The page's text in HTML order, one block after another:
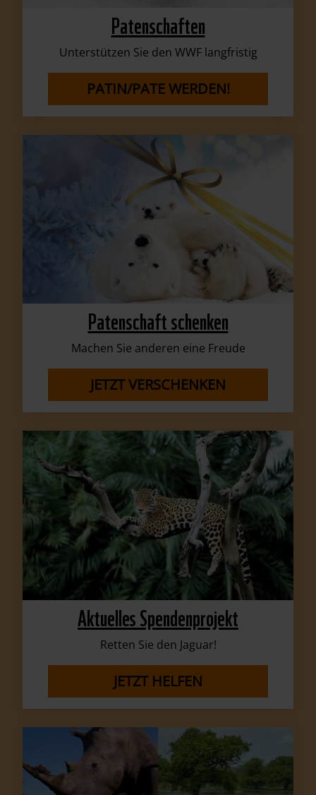
Patenschaften
Unterstützen Sie den WWF langfristig
PATIN/PATE WERDEN!
Patenschaft schenken
Machen Sie anderen eine Freude
JETZT VERSCHENKEN
Aktuelles Spendenprojekt
Retten Sie den Jaguar!
JETZT HELFEN